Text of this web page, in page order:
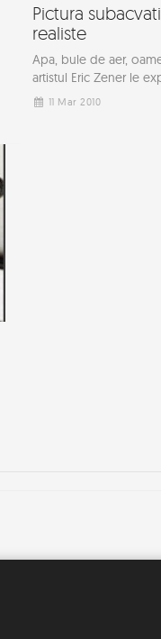
Pictura
realiste
Apa, bule de aer,
artistul Eric Zener le
11 Mar 2010